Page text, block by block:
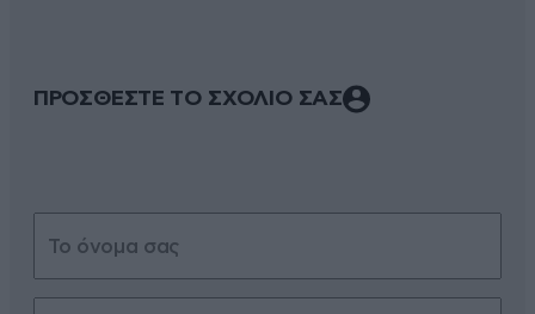
ΠΡΟΣΘΕΣΤΕ ΤΟ ΣΧΟΛΙΟ ΣΑΣ